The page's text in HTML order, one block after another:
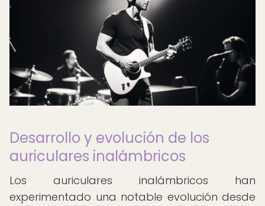
Desarrollo y evolución de los
auriculares inalámbricos
Los auriculares inalámbricos han
experimentado una notable evolución desde